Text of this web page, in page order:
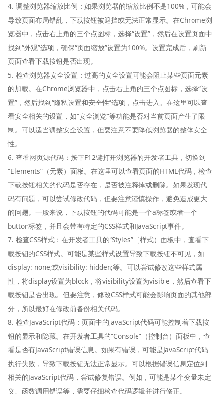
4. 调整浏览器缩放比例：如果浏览器的缩放比例不是100%，可能会
导致页面布局错乱，下载按钮被遮挡或无法正常显示。在Chrome浏
览器中，点击右上角的三个点图标，选择“设置”，然后在设置页面中
找到“外观”选项，确保“页面缩放”设置为100%。设置完成后，刷新
页面查看下载按钮是否出现。
5. 检查浏览器安全设置：过高的安全设置可能会阻止某些页面元素
的加载。在Chrome浏览器中，点击右上角的三个点图标，选择“设
置”，然后找到“隐私设置和安全性”选项，点击进入。在这里可以查
看安全相关的设置，如“安全浏览”等功能是否对当前页面产生了限
制。可以适当调整安全设置，但要注意不要降低浏览器的整体安全
性。
6. 查看网页源代码：按下F12键打开浏览器的开发者工具，切换到
“Elements”（元素）面板。在这里可以查看页面的HTML代码，检查
下载按钮相关的代码是否存在，是否被注释掉或删除。如果发现代
码有问题，可以尝试修改代码，但要注意谨慎操作，避免造成更大
的问题。一般来说，下载按钮的代码可能是一个a标签或者一个
button标签，并且会带有特定的CSS样式和JavaScript事件。
7. 检查CSS样式：在开发者工具的“Styles”（样式）面板中，查看下
载按钮的CSS样式。可能是某些样式设置导致下载按钮不可见，如
display: none;或visibility: hidden;等。可以尝试修改这些样式属
性，将display设置为block，将visibility设置为visible，然后查看下
载按钮是否出现。但要注意，修改CSS样式可能会影响页面的其他部
分，所以最好在修改前备份相关代码。
8. 检查JavaScript代码：页面中的JavaScript代码可能控制着下载按
钮的显示和隐藏。在开发者工具的“Console”（控制台）面板中，查
看是否有JavaScript错误信息。如果有错误，可能是JavaScript代码
执行失败，导致下载按钮无法正常显示。可以根据错误信息定位到
相关的JavaScript代码，尝试修复错误。例如，可能是某个变量未定
义、函数调用错误等，需要仔细检查代码逻辑并进行修正。